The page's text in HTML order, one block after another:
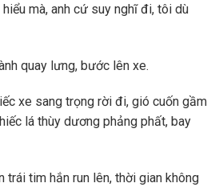
mà, anh cứ suy nghĩ đi, tôi dù
quay lưng, bước lên xe.
xe sang trọng rời đi, gió cuốn gầm
lá thùy dương phảng phất, bay
trái tim hắn run lên, thời gian không